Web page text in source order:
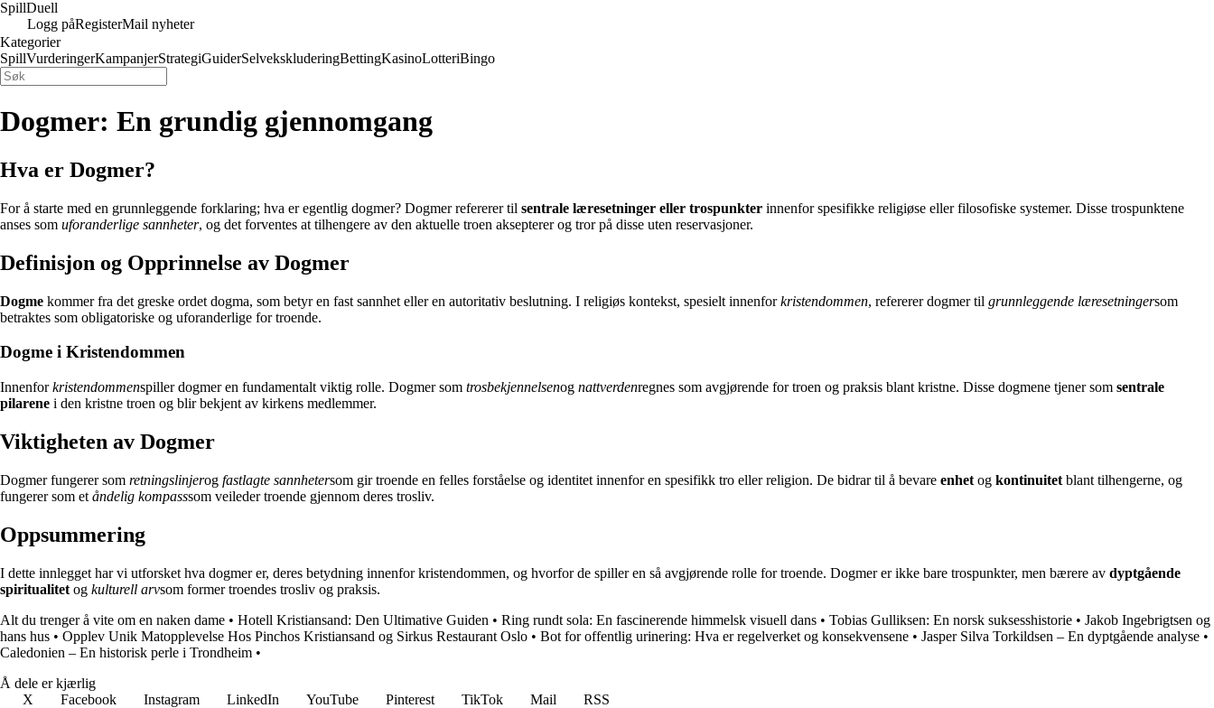
SpillDuell
Logg påRegisterMail nyheter
Kategorier
SpillVurderingerKampanjerStrategiGuiderSelvekskluderingBettingKasinoLotteriBingo
Dogmer: En grundig gjennomgang
Hva er Dogmer?
For å starte med en grunnleggende forklaring; hva er egentlig dogmer? Dogmer refererer til sentrale læresetninger eller trospunkter innenfor spesifikke religiøse eller filosofiske systemer. Disse trospunktene
anses som uforanderlige sannheter, og det forventes at tilhengere av den aktuelle troen aksepterer og tror på disse uten reservasjoner.
Definisjon og Opprinnelse av Dogmer
Dogme kommer fra det greske ordet dogma, som betyr en fast sannhet eller en autoritativ beslutning. I religiøs kontekst, spesielt innenforkristendommen, refererer dogmer til grunnleggende læresetningersom
betraktes som obligatoriske og uforanderlige for troende.
Dogme i Kristendommen
Innenforkristendommenspiller dogmer en fundamentalt viktig rolle. Dogmer som trosbekjennelsenog nattverdenregnes som avgjørende for troen og praksis blant kristne. Disse dogmene tjener som sentrale
pilarene i den kristne troen og blir bekjent av kirkens medlemmer.
Viktigheten av Dogmer
Dogmer fungerer som retningslinjerog fastlagte sannhetersom gir troende en felles forståelse og identitet innenfor en spesifikk tro eller religion. De bidrar til å bevare enhet og kontinuitet blant tilhengerne, og
fungerer som et åndelig kompasssom veileder troende gjennom deres trosliv.
Oppsummering
I dette innlegget har vi utforsket hva dogmer er, deres betydning innenfor kristendommen, og hvorfor de spiller en så avgjørende rolle for troende. Dogmer er ikke bare trospunkter, men bærere av dyptgående
spiritualitet og kulturell arvsom former troendes trosliv og praksis.
Alt du trenger å vite om en naken dame • Hotell Kristiansand: Den Ultimative Guiden • Ring rundt sola: En fascinerende himmelsk visuell dans • Tobias Gulliksen: En norsk suksesshistorie • Jakob Ingebrigtsen og
hans hus • Opplev Unik Matopplevelse Hos Pinchos Kristiansand og Sirkus Restaurant Oslo • Bot for offentlig urinering: Hva er regelverket og konsekvensene • Jasper Silva Torkildsen – En dyptgående analyse •
Caledonien – En historisk perle i Trondheim •
Å dele er kjærlig
X
Facebook Instagram LinkedIn YouTube Pinterest TikTok Mail
RSS